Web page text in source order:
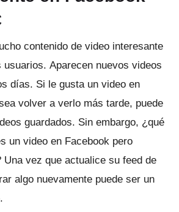
contenido de video interesante
usuarios. Aparecen nuevos videos
días. Si le gusta un video en
volver a verlo más tarde, puede
guardados. Sin embargo, ¿qué
un video en Facebook pero
Una vez que actualice su feed de
algo nuevamente puede ser un